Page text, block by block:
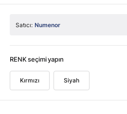
Satıcı: Numenor
RENK seçimi yapın
Kırmızı Siyah